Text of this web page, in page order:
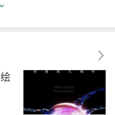
的意义，感受来自三
家商场及浙江30
版《万物闪耀》三江
方，让更多人参与加